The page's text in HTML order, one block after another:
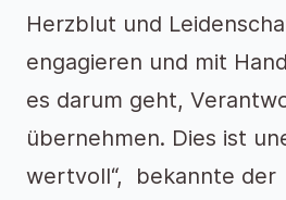
Herzblut und
engagieren und mit
es darum geht,
übernehmen. Dies ist
wertvoll“, bekannte der